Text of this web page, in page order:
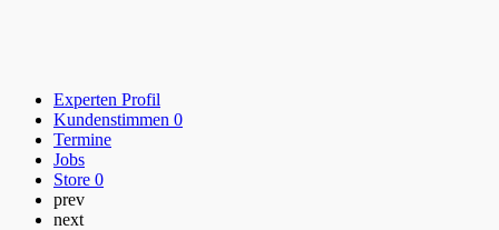
Experten Profil
Kundenstimmen 0
Termine
Jobs
Store 0
prev
next